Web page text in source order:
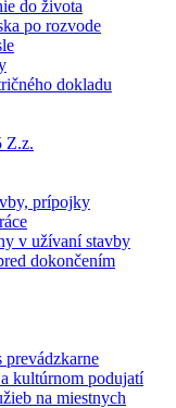
do života
po rozvode
dokladu
Z.z.
prípojky
v užívaní stavby
dokončením
prevádzkarne
kultúrnom podujatí
na miestnych